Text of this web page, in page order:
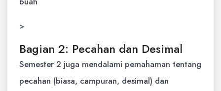
>
Bagian 2: Pecahan dan Desimal
Semester 2 juga mendalami pemahaman tentang
pecahan (biasa, campuran, desimal) dan